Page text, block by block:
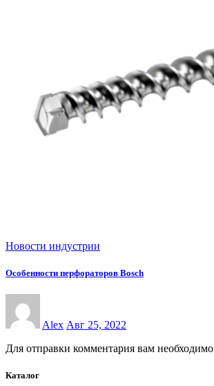
Новости индустрии
Особенности перфораторов Bosch
Alex Авг 25, 2022
Для отправки комментария вам необходимо
Каталог